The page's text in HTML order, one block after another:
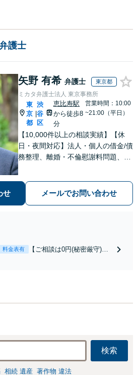
護士
矢野 有希 弁護士 東京都
ミカタ弁護士法人 東京事務所
東
京
都
渋
谷
区
恵比寿駅
から徒歩8
分
営業時間：10:00
~21:00（平日）
【10,000件以上の相談実績】【休
日・夜間対応】法人・個人の借金/債
務整理、離婚・不倫慰謝料問題、刑
ディーに対応いたします。
せ メールでお問い合わせ
料金表有
【ご相談は0円(秘密厳守)】
検索
相続 遺産 著作物 違法